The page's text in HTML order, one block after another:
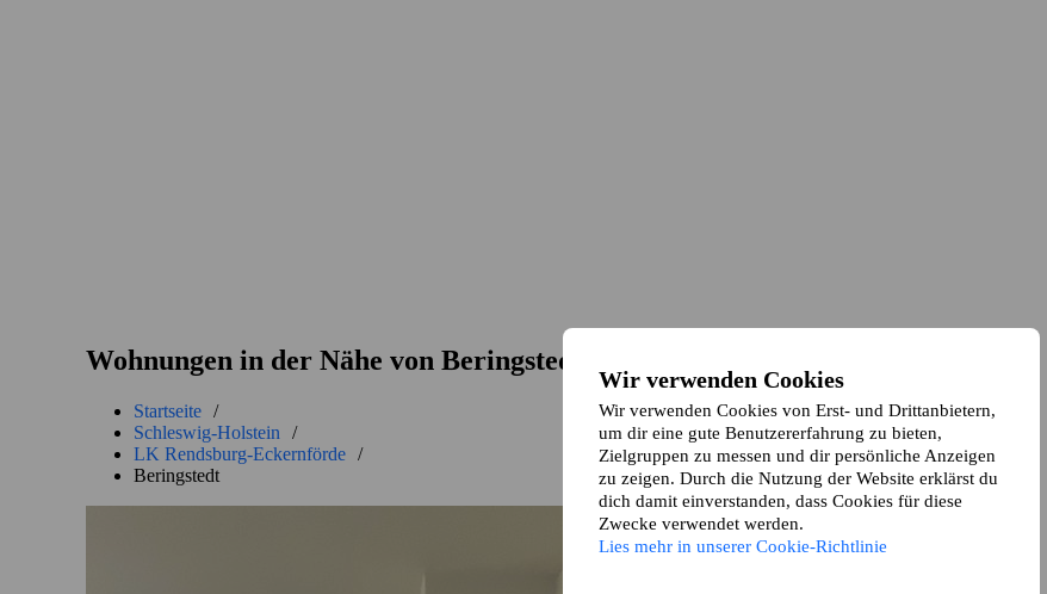
Wir verwenden Cookies
Wir verwenden Cookies von Erst- und Drittanbietern,
um dir eine gute Benutzererfahrung zu bieten,
Zielgruppen zu messen und dir persönliche Anzeigen
zu zeigen. Durch die Nutzung der Website erklärst du
dich damit einverstanden, dass Cookies für diese
Zwecke verwendet werden.
Lies mehr in unserer Cookie-Richtlinie
Wohnungen in der Nähe von Beringstedt
Startseite /
Schleswig-Holstein
/
LK Rendsburg-Eckernförde /
Beringstedt